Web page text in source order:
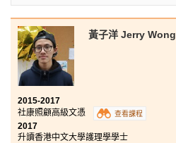
燈
片
黃子洋 Jerry Wong
2015-2017
社康照顧高級文憑
查看課程
2017
升讀香港中文大學護理學學士